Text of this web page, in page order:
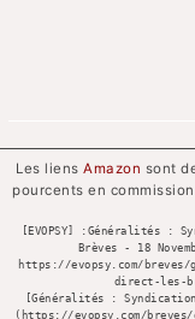
Les liensAmazon sont
pourcents en
[EVOPSY] :Généralités :
Brèves - 18
https://evopsy.com/breves/
direct-les-
[Généralités :
(https://evopsy.com/